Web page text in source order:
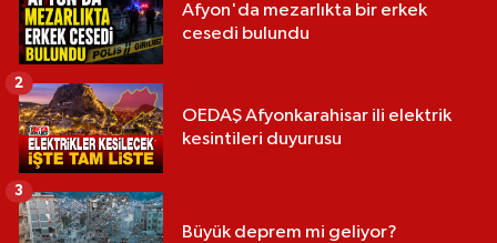
Afyon'da mezarlıkta bir erkek
cesedi bulundu
OEDAŞ Afyonkarahisar ili elektrik
kesintileri duyurusu
2
Büyük deprem mi geliyor?
3